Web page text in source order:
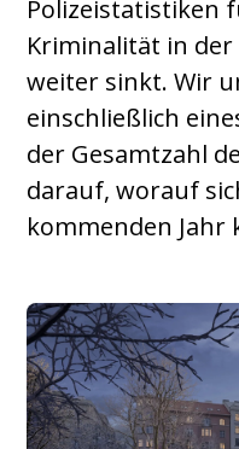
Polizeistatistiken
Kriminalität in der
weiter sinkt. Wir
einschließlich
der Gesamtzahl
darauf, worauf
kommenden